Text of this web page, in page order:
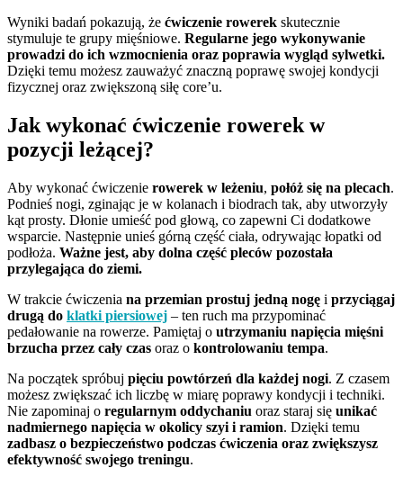
Wyniki badań pokazują, że ćwiczenie rowerek skutecznie
stymuluje te grupy mięśniowe. Regularne jego wykonywanie
prowadzi do ich wzmocnienia oraz poprawia wygląd sylwetki.
Dzięki temu możesz zauważyć znaczną poprawę swojej kondycji
fizycznej oraz zwiększoną siłę core’u.
Jak wykonać ćwiczenie rowerek w
pozycji leżącej?
Aby wykonać ćwiczenie rowerek w leżeniu, połóż się na plecach.
Podnieś nogi, zginając je w kolanach i biodrach tak, aby utworzyły
kąt prosty. Dłonie umieść pod głową, co zapewni Ci dodatkowe
wsparcie. Następnie unieś górną część ciała, odrywając łopatki od
podłoża. Ważne jest, aby dolna część pleców pozostała
przylegająca do ziemi.
W trakcie ćwiczenia na przemian prostuj jedną nogę i przyciągaj
drugą do klatki piersiowej – ten ruch ma przypominać
pedałowanie na rowerze. Pamiętaj o utrzymaniu napięcia mięśni
brzucha przez cały czas oraz o kontrolowaniu tempa.
Na początek spróbuj pięciu powtórzeń dla każdej nogi. Z czasem
możesz zwiększać ich liczbę w miarę poprawy kondycji i techniki.
Nie zapominaj o regularnym oddychaniu oraz staraj się unikać
nadmiernego napięcia w okolicy szyi i ramion. Dzięki temu
zadbasz o bezpieczeństwo podczas ćwiczenia oraz zwiększysz
efektywność swojego treningu.